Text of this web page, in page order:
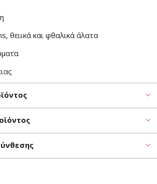
θειικά και φθαλικά άλατα